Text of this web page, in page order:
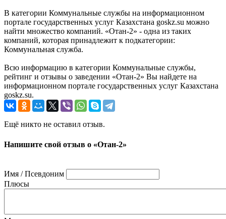
В категории Коммунальные службы на информационном
портале государственных услуг Казахстана goskz.su можно
найти множество компаний. «Отан-2» - одна из таких
компаний, которая принадлежит к подкатегории:
Коммунальная служба.
Всю информацию в категории Коммунальные службы,
рейтинг и отзывы о заведении «Отан-2» Вы найдете на
информационном портале государственных услуг Казахстана
goskz.su.
Ещё никто не оставил отзыв.
Напишите свой отзыв о «Отан-2»
Имя / Псевдоним
Плюсы